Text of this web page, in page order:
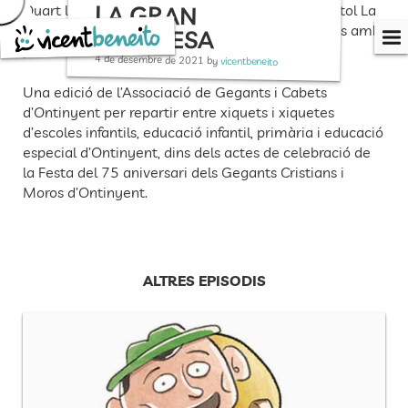
Skip
to
content
LA GRAN
SORPRESA
4 de desembre de 2021 by vicentbeneito
Quart lliurament del còmic Fent amics, amb el títol La
gran sorpresa. Una nova narració de Rafel Sanchis amb
pinzellades cuineres i d’aniversari.
Una edició de l’Associació de Gegants i Cabets
d’Ontinyent per repartir entre xiquets i xiquetes
d’escoles infantils, educació infantil, primària i educació
especial d’Ontinyent, dins dels actes de celebració de
la Festa del 75 aniversari dels Gegants Cristians i
Moros d’Ontinyent.
ALTRES EPISODIS